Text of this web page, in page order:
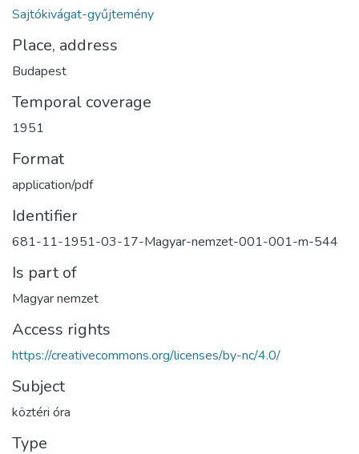
Sajtókivágat-gyűjtemény
Place, address
Budapest
Temporal coverage
1951
Format
application/pdf
Identifier
681-11-1951-03-17-Magyar-nemzet-001-001-m-544
Is part of
Magyar nemzet
Access rights
https://creativecommons.org/licenses/by-nc/4.0/
Subject
köztéri óra
Type